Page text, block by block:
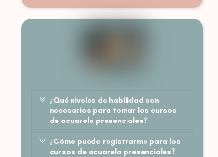
¿Qué niveles de habilidad son
necesarios para tomar los cursos
de acuarela presenciales?
¿Cómo puedo registrarme para los
cursos de acuarela presenciales?